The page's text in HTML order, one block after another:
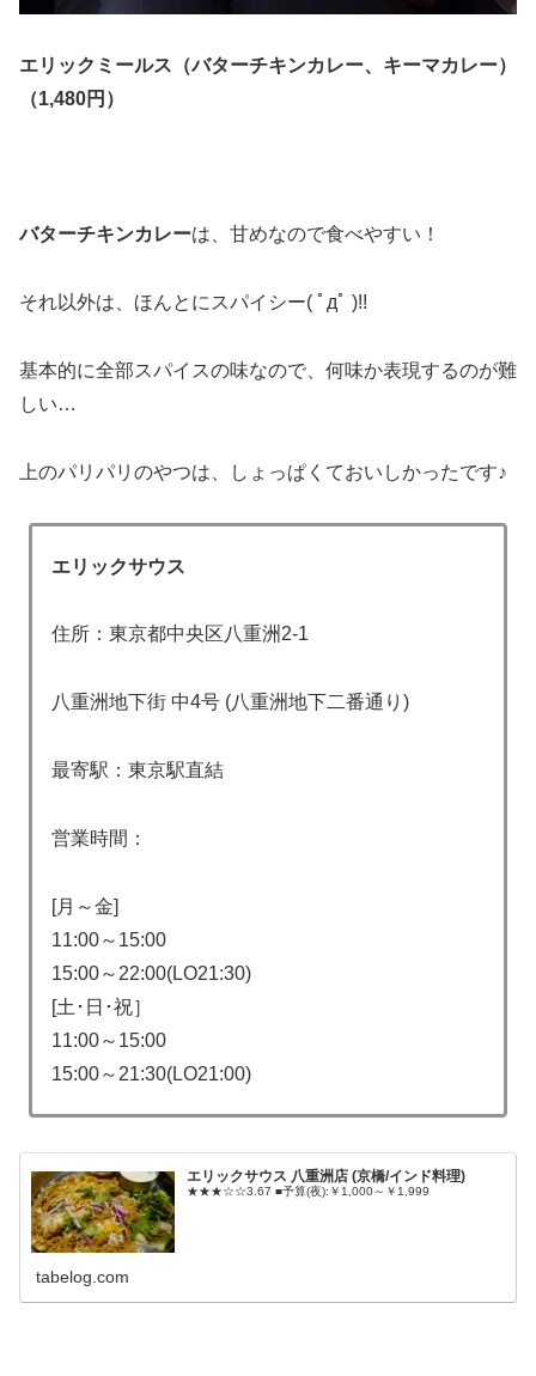
エリックミールス（バターチキンカレー、キーマカレー）
（1,480円）
バターチキンカレーは、甘めなので食べやすい！
それ以外は、ほんとにスパイシー( ﾟдﾟ )!!
基本的に全部スパイスの味なので、何味か表現するのが難
しい…
上のパリパリのやつは、しょっぱくておいしかったです♪
エリックサウス
住所：東京都中央区八重洲2-1
八重洲地下街 中4号 (八重洲地下二番通り)
最寄駅：東京駅直結
営業時間：
[月～金]
11:00～15:00
15:00～22:00(LO21:30)
[土･日･祝］
11:00～15:00
15:00～21:30(LO21:00)
エリックサウス 八重洲店 (京橋/インド料理)
★★★☆☆3.67 ■予算(夜):￥1,000～￥1,999
tabelog.com